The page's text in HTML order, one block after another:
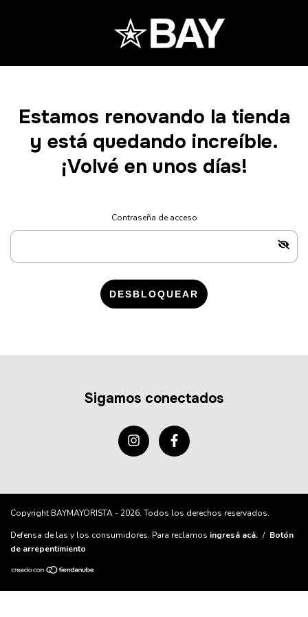
Estamos renovando la tienda
y está quedando increíble.
¡Volvé en unos días!
Contraseña de acceso
DESBLOQUEAR
Sigamos conectados
Copyright BAYMAYORISTA - 2026. Todos los derechos reservados.
Defensa de las y los consumidores. Para reclamos ingresá acá. / Botón
de arrepentimiento